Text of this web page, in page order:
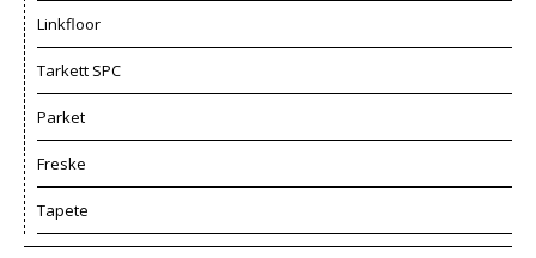
Linkfloor
Tarkett SPC
Parket
Freske
Tapete